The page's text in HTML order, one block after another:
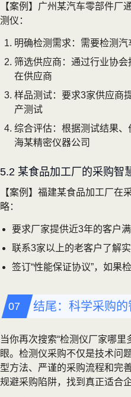
【案例】广州某汽车零部件厂
测仪：
明确检测需求：需要检测
筛选供应商：通过行业协
在供应商
样品测试：要求3家供应商
产测试
综合评估：根据测试结果
海某精密仪器公司
5.2 某食品加工厂的采购智
【案例】福建某食品加工厂在
略：
要求厂家提供近3年的客户
联系3家以上的老客户了解
签订“性能保证协议”，如果
结尾：科学采购的
当你再次搜索“检测仪厂家哪
眼。检测仪采购不仅是技术问
型方法、严谨的采购流程和完
规避采购陷阱，找到真正适合